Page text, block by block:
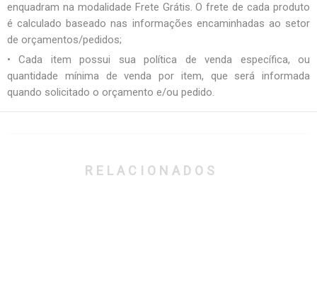
enquadram na modalidade Frete Grátis. O frete de cada produto
é calculado baseado nas informações encaminhadas ao setor
de orçamentos/pedidos;
• Cada item possui sua política de venda específica, ou
quantidade mínima de venda por item, que será informada
quando solicitado o orçamento e/ou pedido.
RELACIONADOS